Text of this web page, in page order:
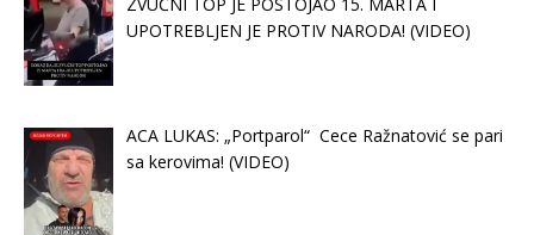
UPOTREBLJEN JE PROTIV NARODA! (VIDEO)
ACA LUKAS: „Portparol“ Cece Ražnatović se pari
sa kerovima! (VIDEO)